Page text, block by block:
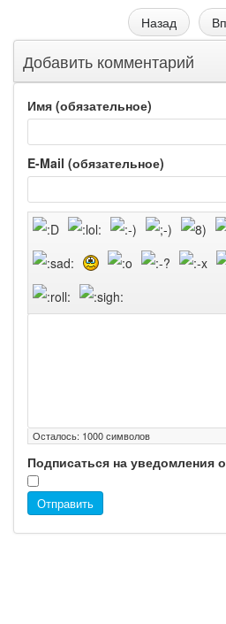
Назад
Добавить комментарий
Имя (обязательное)
E-Mail (обязательное)
Осталось: 1000символов
Подписаться на уведомления
Отправить